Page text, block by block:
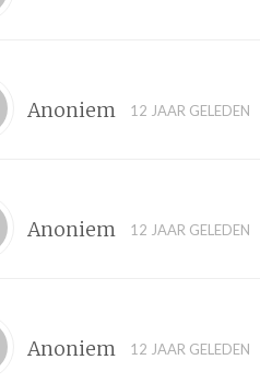
Anoniem 12 JAAR GELEDEN
Anoniem 12 JAAR GELEDEN
Anoniem 12 JAAR GELEDEN